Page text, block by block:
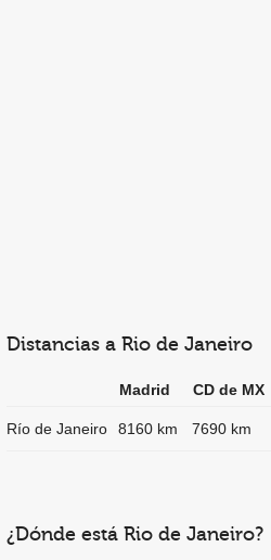
Distancias a Rio de Janeiro
Madrid CD de MX
Río de Janeiro 8160 km 7690 km
¿Dónde está Rio de Janeiro?